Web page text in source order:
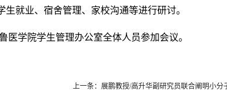
就业、宿舍管理、家校沟通等进行研讨。
医学院学生管理办公室全体人员参加会议。
上一条：展鹏教授/高升华副研究员联合阐明小